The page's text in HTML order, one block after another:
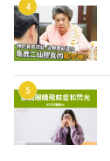
4
5